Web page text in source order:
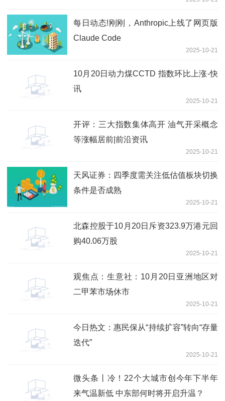
每日动态!刚刚，Anthropic上线了网页版
Claude Code
2025-10-21
10月20日动力煤CCTD 指数环比上涨-快
讯
2025-10-21
开评：三大指数集体高开 油气开采概念
等涨幅居前|前沿资讯
2025-10-21
天风证券：四季度需关注低估值板块切换
条件是否成熟
2025-10-21
北森控股于10月20日斥资323.9万港元回
购40.06万股
2025-10-21
观焦点：生意社：10月20日亚洲地区对
二甲苯市场休市
2025-10-21
今日热文：惠民保从“持续扩容”转向“存量
迭代”
2025-10-21
微头条丨冷！22个大城市创今年下半年
来气温新低 中东部何时将开启升温？